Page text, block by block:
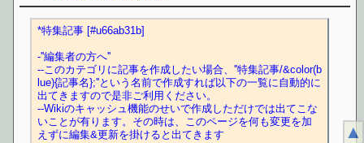
*特集記事 [#u66ab31b]
-''編集者の方へ''
--このカテゴリに記事を作成したい場合、''特集記事/&color(b
lue){記事名};''という名前で作成すれば以下の一覧に自動的に
出てきますので是非ご利用ください。
--Wikiのキャッシュ機能のせいで作成しただけでは出てこな
いことが有ります。その時は、このページを何も変更を加
えずに編集&更新を掛けると出てきます
▲